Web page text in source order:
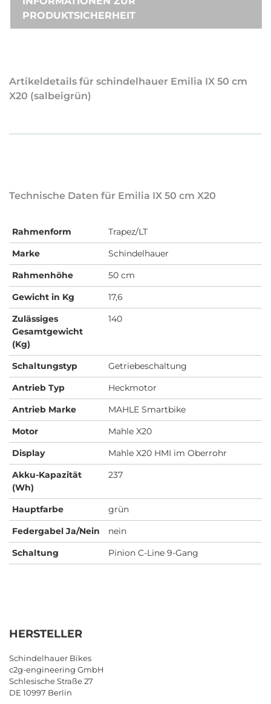
PRODUKTSICHERHEIT
Artikeldetails für schindelhauer Emilia IX 50 cm
X20 (salbeigrün)
Technische Daten für Emilia IX 50 cm X20
Rahmenform
Trapez/LT
Marke
Schindelhauer
Rahmenhöhe
50 cm
Gewicht in Kg
17,6
Zulässiges
Gesamtgewicht
(Kg)
140
Schaltungstyp
Getriebeschaltung
Antrieb Typ
Heckmotor
Antrieb Marke
MAHLE Smartbike
Motor
Mahle X20
Display
Mahle X20 HMI im Oberrohr
Akku-Kapazität
(Wh)
237
Hauptfarbe
grün
Federgabel Ja/Nein
nein
Schaltung
Pinion C-Line 9-Gang
HERSTELLER
Schindelhauer Bikes
c2g-engineering GmbH
Schlesische Straße 27
DE 10997 Berlin